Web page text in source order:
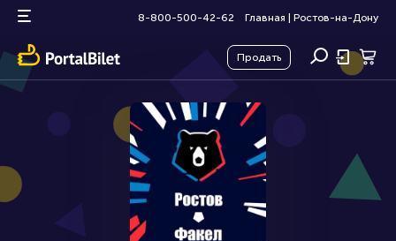
8-800-500-42-62 Главная Ростов-на-Дону
Продать